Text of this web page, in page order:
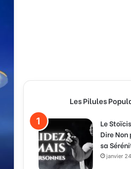
Les Pilules
Le
Dire Non
sa
janvier